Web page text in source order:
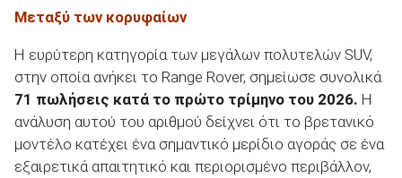
Μεταξύ των κορυφαίων
Η ευρύτερη κατηγορία των μεγάλων πολυτελών SUV,
στην οποία ανήκει το Range Rover, σημείωσε συνολικά
71 πωλήσεις κατά το πρώτο τρίμηνο του 2026. Η
ανάλυση αυτού του αριθμού δείχνει ότι το βρετανικό
μοντέλο κατέχει ένα σημαντικό μερίδιο αγοράς σε ένα
εξαιρετικά απαιτητικό και περιορισμένο περιβάλλον,